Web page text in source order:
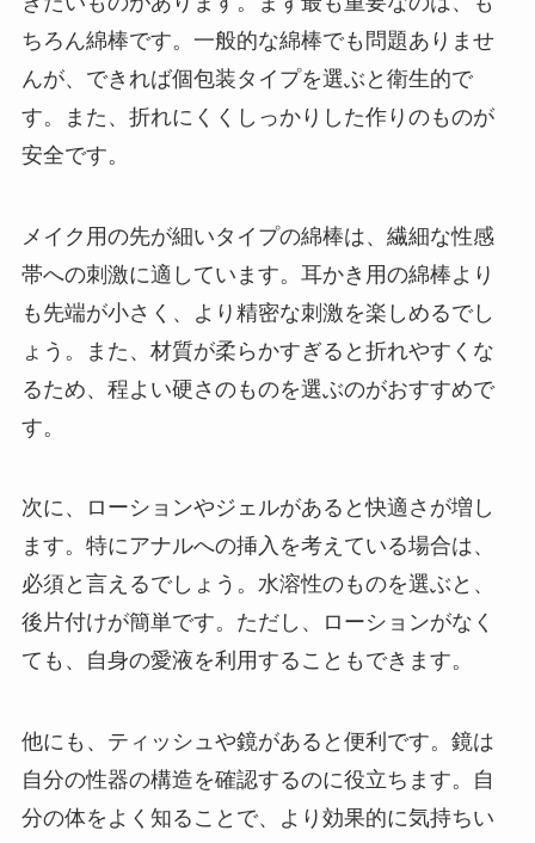
ちろん綿棒です。一般的な綿棒でも問題ありませ
んが、できれば個包装タイプを選ぶと衛生的で
す。また、折れにくくしっかりした作りのものが
安全です。
メイク用の先が細いタイプの綿棒は、繊細な性感
帯への刺激に適しています。耳かき用の綿棒より
も先端が小さく、より精密な刺激を楽しめるでし
ょう。また、材質が柔らかすぎると折れやすくな
るため、程よい硬さのものを選ぶのがおすすめで
す。
次に、ローションやジェルがあると快適さが増し
ます。特にアナルへの挿入を考えている場合は、
必須と言えるでしょう。水溶性のものを選ぶと、
後片付けが簡単です。ただし、ローションがなく
ても、自身の愛液を利用することもできます。
他にも、ティッシュや鏡があると便利です。鏡は
自分の性器の構造を確認するのに役立ちます。自
分の体をよく知ることで、より効果的に気持ちい